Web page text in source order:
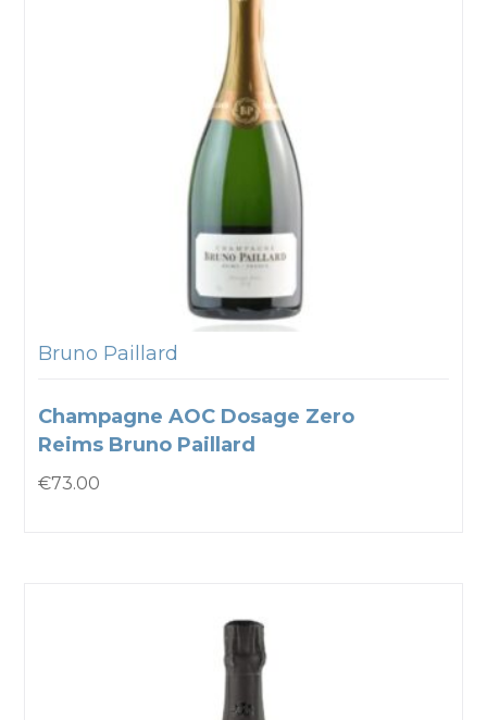
Bruno Paillard
Champagne AOC Dosage Zero
Reims Bruno Paillard
€73.00